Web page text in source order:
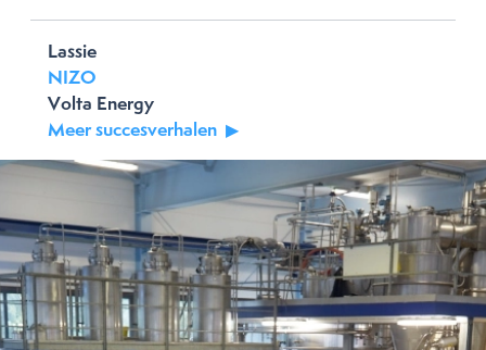
Lassie
NIZO
Volta Energy
Meer succesverhalen